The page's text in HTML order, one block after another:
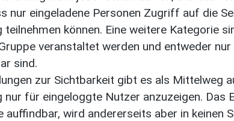
nur eingeladene Personen Zugriff auf die
teilnehmen können. Eine weitere Kategorie
veranstaltet werden und entweder
sind.
zur Sichtbarkeit gibt es als Mittelweg
nur für eingeloggte Nutzer anzuzeigen. Das
auffindbar, wird andererseits aber in keinen